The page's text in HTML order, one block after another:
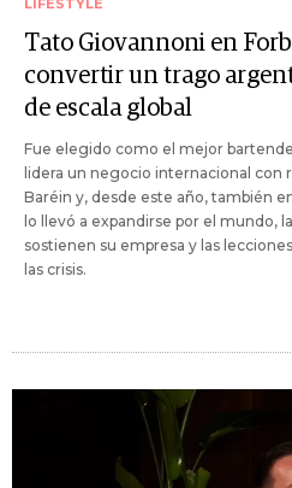
LIFESTYLE
Tato Giovannoni en
convertir un trago
de escala global
Fue elegido como el mejor
lidera un negocio internacional con
Baréin y, desde este año, también
lo llevó a expandirse por el mundo,
sostienen su empresa y las
las crisis.